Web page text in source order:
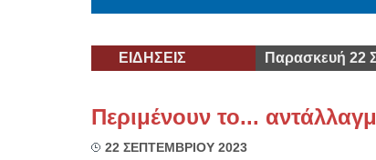
ΕΙΔΗΣΕΙΣ Παρασκευή 22
Περιμένουν το...
22 ΣΕΠΤΕΜΒΡΙΟΥ 2023